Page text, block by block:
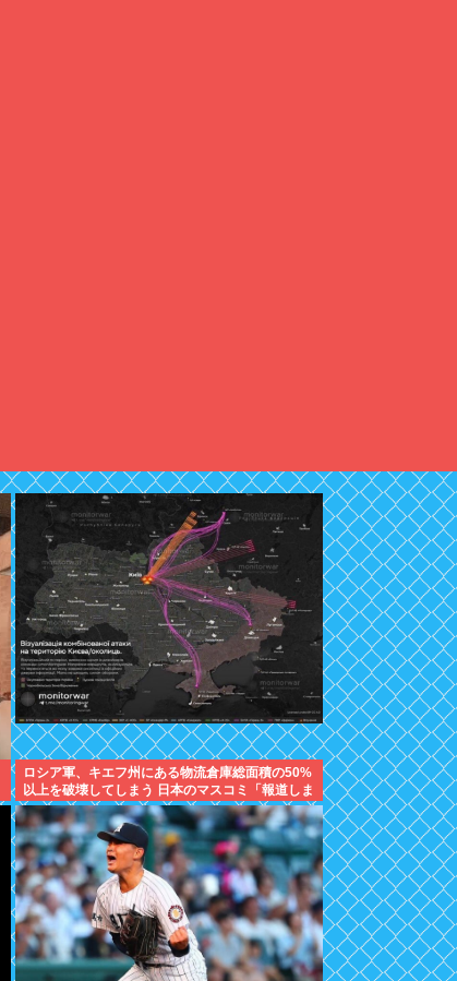
ロシア軍、キエフ州にある物流倉庫総面積の50%
以上を破壊してしまう 日本のマスコミ「報道しま
せん」